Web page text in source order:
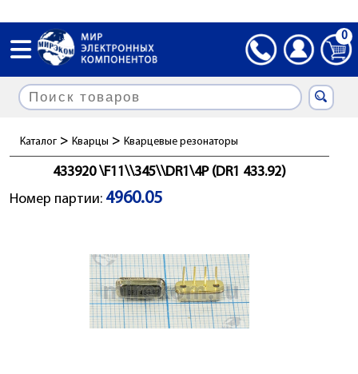
0
Каталог > Кварцы > Кварцевые резонаторы
433920 \F11\\345\\DR1\4P (DR1 433.92)
Номер партии: 4960.05